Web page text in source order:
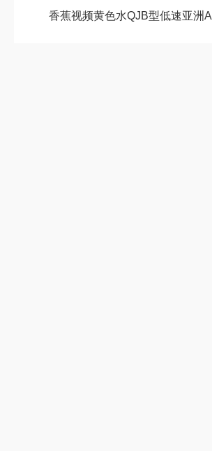
香蕉视频黄色水QJB型低速亚洲AV色香蕉一区二区三区在SBR池中的应用方法